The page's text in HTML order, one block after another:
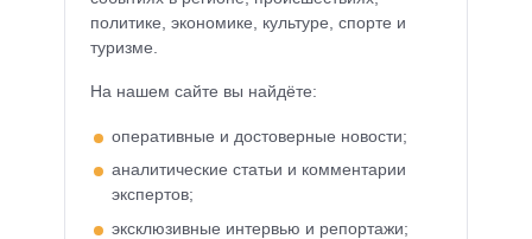
политике, экономике, культуре, спорте и
туризме.
На нашем сайте вы найдёте:
оперативные и достоверные новости;
аналитические статьи и комментарии
экспертов;
эксклюзивные интервью и репортажи;